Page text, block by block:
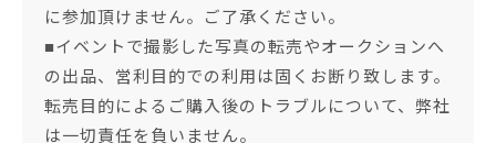
に参加頂けません。ご了承ください。
■イベントで撮影した写真の転売やオークションへ
の出品、営利目的での利用は固くお断り致します。
転売目的によるご購入後のトラブルについて、弊社
は一切責任を負いません。